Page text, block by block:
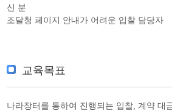
신 분
조달청 페이지 안내가 어려운 입찰 담당자
교육목표
나라장터를 통하여 진행되는 입찰, 계약 대